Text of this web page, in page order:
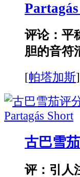
评论：平
胆的音符
[帕塔加斯]
古巴雪
评：引人